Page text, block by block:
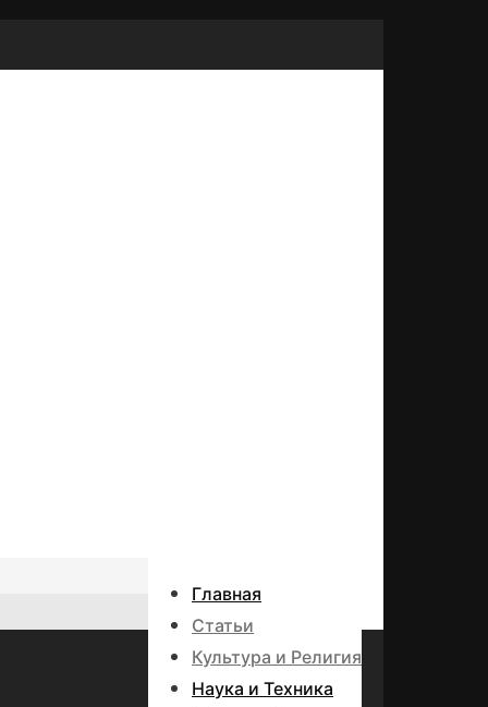
Главная
Статьи
Культура и Религия
Наука и Техника